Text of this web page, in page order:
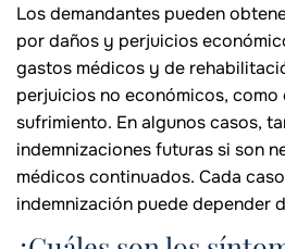
Los demandantes pueden
por daños y perjuicios
gastos médicos y de
perjuicios no económicos, como
sufrimiento. En algunos casos,
indemnizaciones futuras si son
médicos continuados. Cada
indemnización puede depender